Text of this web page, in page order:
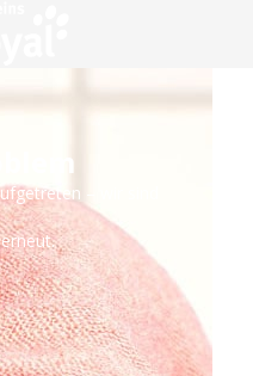
– wir sind